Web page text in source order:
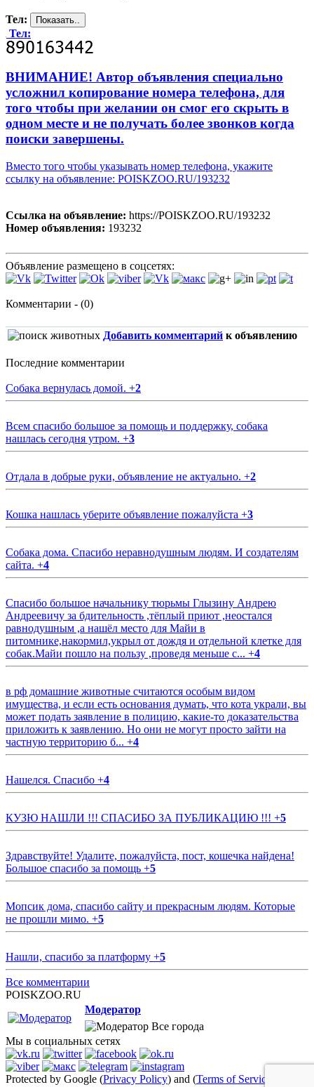
Тел:
Тел:
ВНИМАНИЕ! Автор объявления специально
усложнил копирование номера телефона, для
того чтобы при желании он смог его скрыть в
одном месте и не получать более звонков когда
поиски завершены.
Вместо того чтобы указывать номер телефона, укажите
ссылку на объявление: POISKZOO.RU/193232
Ссылка на объявление: https://POISKZOO.RU/193232
Номер объявления: 193232
Объявление размещено в соцсетях:
Комментарии - (0)
Добавить комментарий к объявлению
Последние комментарии
Собака вернулась домой. +2
Всем спасибо большое за помощь и поддержку, собака
нашлась сегодня утром. +3
Отдала в добрые руки, объявление не актуально. +2
Кошка нашлась уберите объявление пожалуйста +3
Собака дома. Спасибо неравнодушным людям. И создателям
сайта. +4
Спасибо большое начальнику тюрьмы Глызину Андрею
Андреевичу за бдительность ,тёплый приют ,неостался
равнодушным ,а нашёл место для Майи в
питомнике,накормил,укрыл от дождя и отдельной клетке для
собак.Майи пошло на пользу ,проведя меньше с... +4
в рф домашние животные считаются особым видом
имущества, и если есть основания думать, что кота украли, вы
может подать заявление в полицию, какие-то доказательства
приложить к заявлению. Но они не могут просто зайти на
частную территорию б... +4
Нашелся. Спасибо +4
КУЗЮ НАШЛИ !!! СПАСИБО ЗА ПУБЛИКАЦИЮ !!! +5
Здравствуйте! Удалите, пожалуйста, пост, кошечка найдена!
Большое спасибо за помощь +5
Мопсик дома, спасибо сайту и прекрасным людям. Которые
не прошли мимо. +5
Нашли, спасибо за платформу +5
Все комментарии
POISKZOO.RU
Модератор
Все города
Мы в социальных сетях
Protected by Google (Privacy Policy) and (Terms of Service